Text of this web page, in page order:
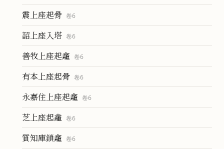
震上座起骨 卷6
韶上座入塔 卷6
善牧上座起龕 卷6
有本上座起骨 卷6
永嘉住上座起龕 卷6
芝上座起龕 卷6
質知庫鎖龕 卷6